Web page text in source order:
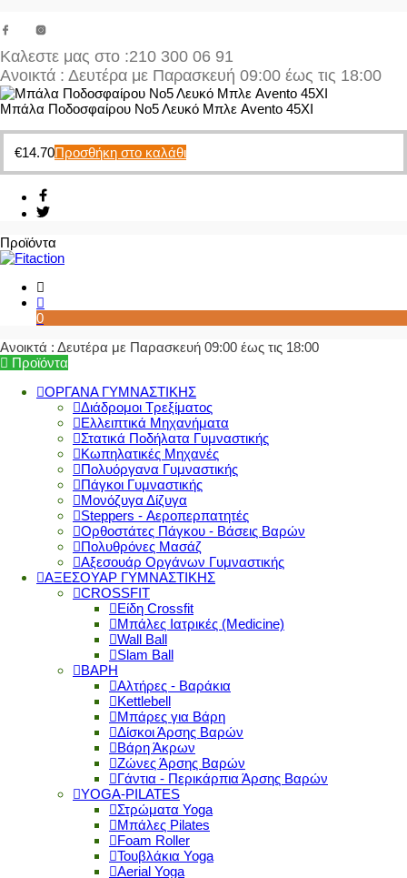
Καλεστε μας στο :210 300 06 91
Ανοικτά : Δευτέρα με Παρασκευή 09:00 έως τις 18:00
Μπάλα Ποδοσφαίρου Νο5 Λευκό Μπλε Avento 45XI
€14.70Προσθήκη στο καλάθι
Προϊόντα
0
Ανοικτά : Δευτέρα με Παρασκευή 09:00 έως τις 18:00
Προϊόντα
ΟΡΓΑΝΑ ΓΥΜΝΑΣΤΙΚΗΣ
Διάδρομοι Τρεξίματος
Ελλειπτικά Μηχανήματα
Στατικά Ποδήλατα Γυμναστικής
Κωπηλατικές Μηχανές
Πολυόργανα Γυμναστικής
Πάγκοι Γυμναστικής
Μονόζυγα Δίζυγα
Steppers - Αεροπερπατητές
Ορθοστάτες Πάγκου - Βάσεις Βαρών
Πολυθρόνες Μασάζ
Αξεσουάρ Οργάνων Γυμναστικής
ΑΞΕΣΟΥΑΡ ΓΥΜΝΑΣΤΙΚΗΣ
CROSSFIT
Είδη Crossfit
Μπάλες Ιατρικές (Medicine)
Wall Ball
Slam Ball
ΒΑΡΗ
Αλτήρες - Βαράκια
Kettlebell
Μπάρες για Βάρη
Δίσκοι Άρσης Βαρών
Βάρη Άκρων
Ζώνες Άρσης Βαρών
Γάντια - Περικάρπια Άρσης Βαρών
YOGA-PILATES
Στρώματα Yoga
Μπάλες Pilates
Foam Roller
Τουβλάκια Yoga
Aerial Yoga